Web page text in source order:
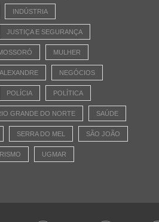
INDÚSTRIA
JUSTIÇA E SEGURANÇA
MULHER
NEGÓCIOS
POLÍCIA POLÍTICA
GRANDE DO NORTE SAÚDE
SERRA DO MEL SÃO JOÃO
UGMAR